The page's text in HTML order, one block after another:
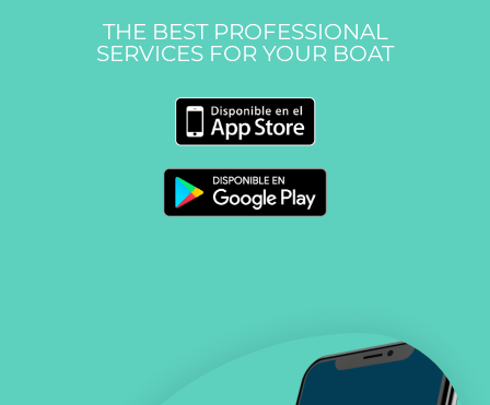
THE BEST PROFESSIONAL
SERVICES FOR YOUR BOAT